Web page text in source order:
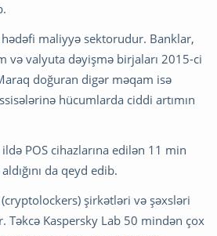
hədəfi maliyyə sektorudur. Banklar,
və valyuta dəyişmə birjaları 2015-ci
doğuran digər məqam isə
hücumlarda ciddi artımın
POS cihazlarına edilən 11 min
da qeyd edib.
şirkətləri və şəxsləri
Təkcə Kaspersky Lab 50 mindən çox